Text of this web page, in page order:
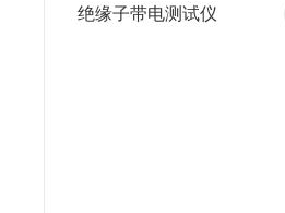
绝缘子带电测试仪